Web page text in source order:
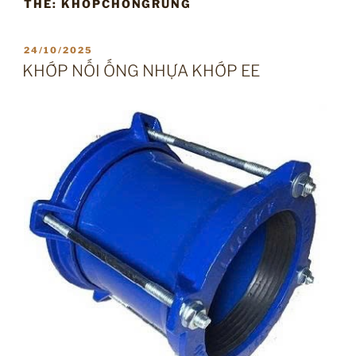
THẺ: KHOPCHONGRUNG
ĐĂNG
TRONG
24/10/2025
KHỚP NỐI ỐNG NHỰA KHỚP EE